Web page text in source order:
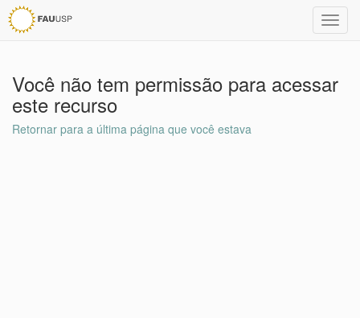
Você não tem permissão para acessar
este recurso
Retornar para a última página que você estava